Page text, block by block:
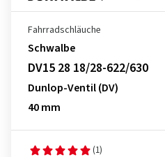
Fahrradschläuche
Schwalbe
DV15 28 18/28-622/630
Dunlop-Ventil (DV)
40 mm
(1)